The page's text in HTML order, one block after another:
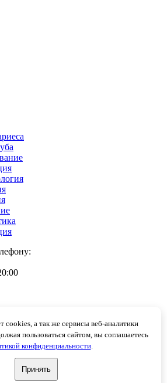
cookies, а так же сервисы веб-аналитики
пользоваться сайтом, вы соглашаетесь
конфиденциальности.
Принять